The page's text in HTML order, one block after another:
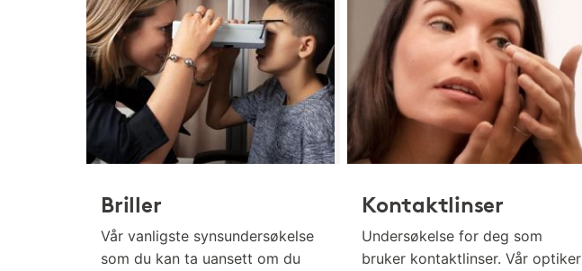
Briller
Vår vanligste synsundersøkelse
som du kan ta uansett om du
Kontaktlinser
Undersøkelse for deg som
bruker kontaktlinser. Vår optiker